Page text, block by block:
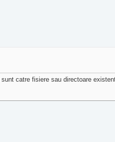
catre fisiere sau directoare